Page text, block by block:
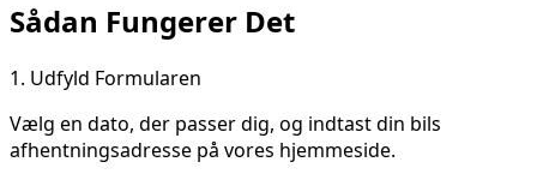
Sådan Fungerer Det
1. Udfyld Formularen
Vælg en dato, der passer dig, og indtast din bils
afhentningsadresse på vores hjemmeside.